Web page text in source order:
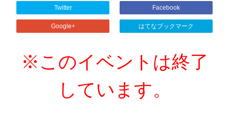
Twitter Facebook
Google+ はてなブックマーク
※このイベントは終了
しています。